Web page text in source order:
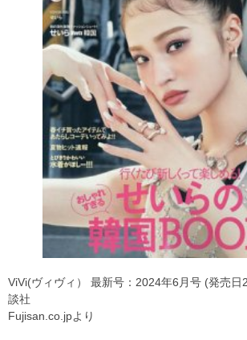
ViVi(ヴィヴィ） 最新号：2024年6月号 (発売
談社
Fujisan.co.jpより